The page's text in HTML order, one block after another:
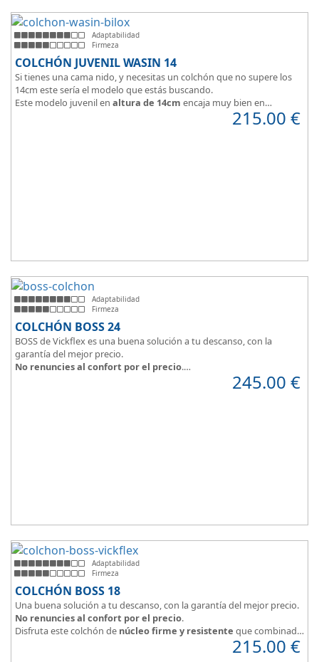
Adaptabilidad
Firmeza
COLCHÓN JUVENIL WASIN 14
Si tienes una cama nido, y necesitas un colchón que no supere los
14cm este sería el modelo que estás buscando.
Este modelo juvenil en altura de 14cm encaja muy bien en
215.00 €
Adaptabilidad
Firmeza
COLCHÓN BOSS 24
BOSS de Vickflex es una buena solución a tu descanso, con la
garantía del mejor precio.
No renuncies al confort por el precio.
núcleo firme y resistenteque combinado
con su material viscoelástico ViscoPlume en ambas caras y algodón
245.00 €
Adaptabilidad
Firmeza
COLCHÓN BOSS 18
Una buena solución a tu descanso, con la garantía del mejor precio.
No renuncies al confort por el precio.
Disfruta este colchón de núcleo firme y resistente que combinado
con el material viscoelástico ViscoPlume en ambas caras y algodón
en cara de verano, consigue un descanso reparador y máximo
215.00 €